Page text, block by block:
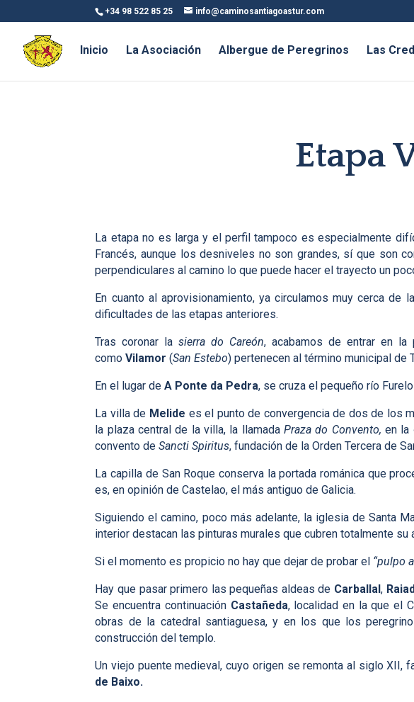
+34 98 522 85 25 info@caminosantiagoastur.com
Inicio La Asociación Albergue de Peregrinos Las
Etapa
La etapa no es larga y el perfil tampoco es especialmente
Francés, aunque los desniveles no son grandes, sí que son
perpendiculares al camino lo que puede hacer el trayecto un
En cuanto al aprovisionamiento, ya circulamos muy cerca
dificultades de las etapas anteriores.
Tras coronar la sierra do Careón, acabamos de entrar en la
como Vilamor (San Estebo) pertenecen al término municipal de
En el lugar de A Ponte da Pedra, se cruza el pequeño río
La villa de Melide es el punto de convergencia de dos de los
la plaza central de la villa, la llamada Praza do Convento, en la
convento de Sancti Spiritus, fundación de la Orden Tercera de
La capilla de San Roque conserva la portada románica que
es, en opinión de Castelao, el más antiguo de Galicia.
Siguiendo el camino, poco más adelante, la iglesia de Santa
interior destacan las pinturas murales que cubren totalmente su
Si el momento es propicio no hay que dejar de probar el “pulpo
Hay que pasar primero las pequeñas aldeas de Carballal ,
Se encuentra continuación Castañeda, localidad en la que el
obras de la catedral santiaguesa, y en los que los
construcción del templo.
Un viejo puente medieval, cuyo origen se remonta al siglo
de Baixo.